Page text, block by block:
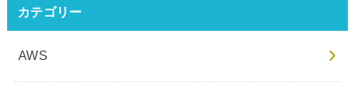
カテゴリー
AWS